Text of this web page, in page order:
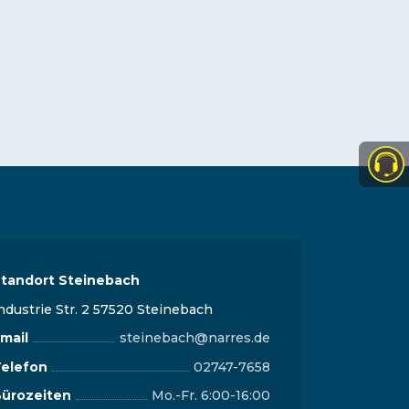
Steinebach
Str. 2 57520 Steinebach
steinebach@narres.de
02747-7658
Mo.-Fr. 6:00-16:00